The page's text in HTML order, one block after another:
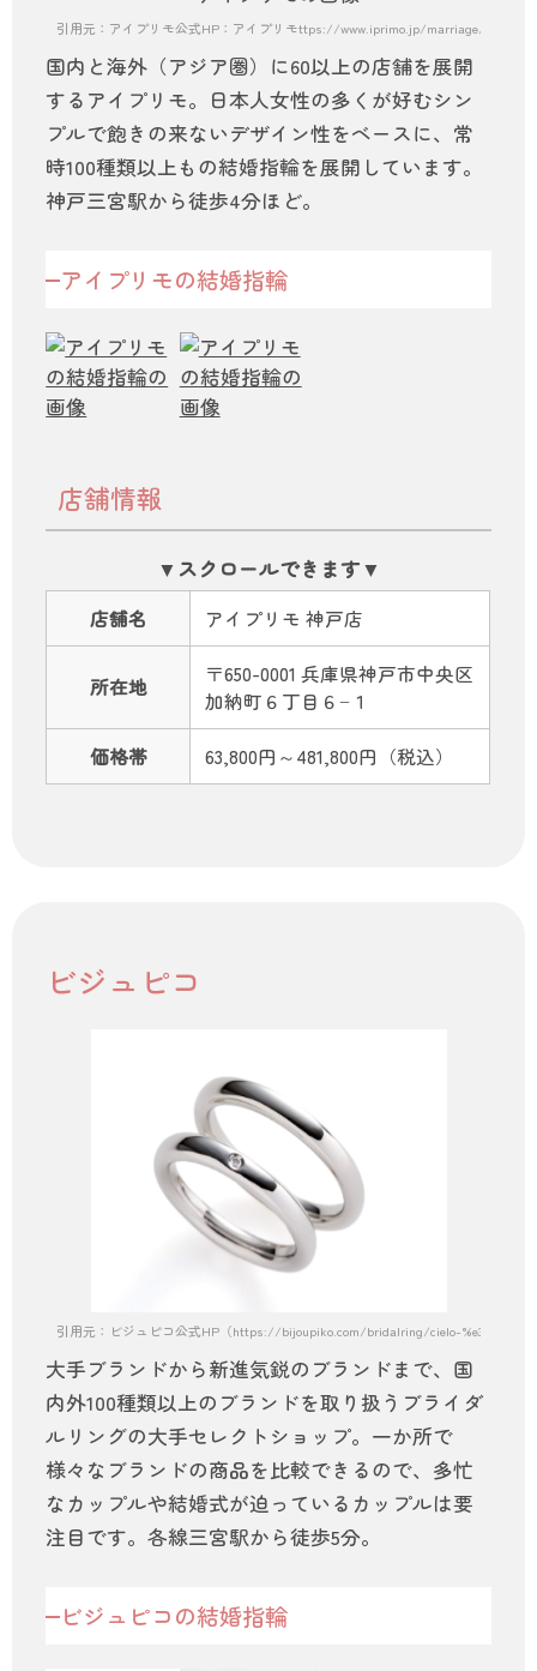
引用元：アイプリモ公式HP：アイプリモttps://www.iprimo.jp/marriage/rings/
国内と海外（アジア圏）に60以上の店舗を展開
するアイプリモ。日本人女性の多くが好むシン
プルで飽きの来ないデザイン性をベースに、常
時100種類以上もの結婚指輪を展開しています。
神戸三宮駅から徒歩4分ほど。
アイプリモの結婚指輪
店舗情報
店舗名 アイプリモ 神戸店
所在地
〒650-0001 兵庫県神戸市中央区
加納町６丁目６−１
価格帯 63,800円～481,800円（税込）
ビジュピコ
引用元：ビジュピコ公式HP（https://bijoupiko.com/bridalring/cielo-
大手ブランドから新進気鋭のブランドまで、国
内外100種類以上のブランドを取り扱うブライダ
ルリングの大手セレクトショップ。一か所で
様々なブランドの商品を比較できるので、多忙
なカップルや結婚式が迫っているカップルは要
注目です。各線三宮駅から徒歩5分。
ビジュピコの結婚指輪